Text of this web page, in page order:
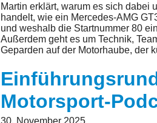
Martin erklärt, warum es sich dabei
handelt, wie ein Mercedes-AMG
und weshalb die Startnummer 80
Außerdem geht es um Technik,
Geparden auf der Motorhaube, der
Motorsport-
30. November 2025